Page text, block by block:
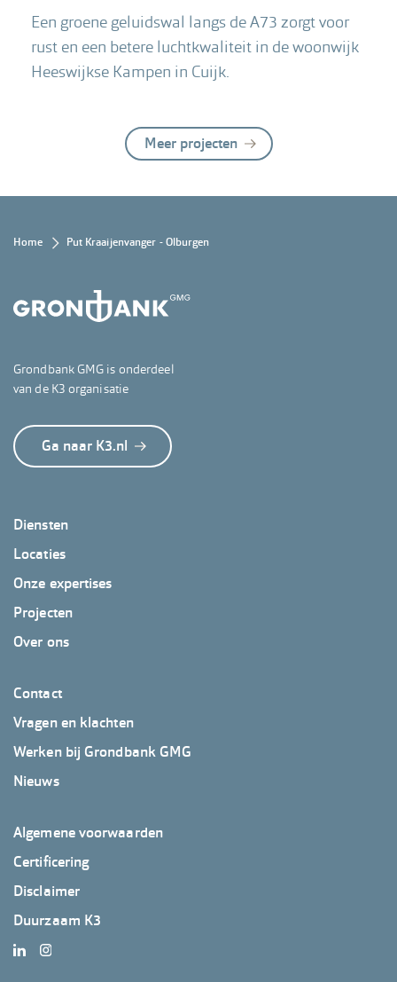
Een groene geluidswal langs de A73 zorgt voor
rust en een betere luchtkwaliteit in de woonwijk
Heeswijkse Kampen in Cuijk.
Meer projecten
Kruimelpad
Home Put Kraaijenvanger - Olburgen
Grondbank GMG is onderdeel
van de K3 organisatie
Ga naar K3.nl
Footer
GrondbankGMG
Diensten
Locaties
Onze expertises
Projecten
Over ons
Footer
GrondbankGMG
2
Contact
Vragen en klachten
Werken bij Grondbank GMG
Nieuws
Footer
GrondbankGMG
3
Algemene voorwaarden
Certificering
Disclaimer
Duurzaam K3